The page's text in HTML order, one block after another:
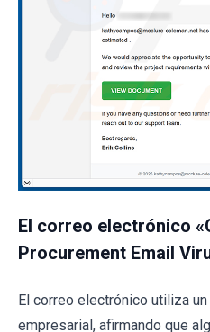
El correo electrónico
Procurement Email
El correo electrónico utiliza
empresarial, afirmando que